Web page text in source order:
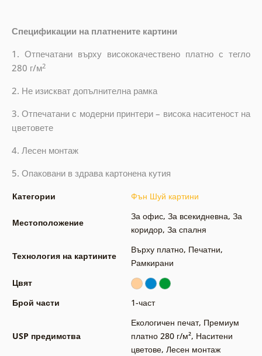
Спецификации на платнените картини
1. Отпечатани върху висококачествено платно с тегло
280 г/м2
2. Не изискват допълнителна рамка
3. Отпечатани с модерни принтери – висока наситеност на
цветовете
4. Лесен монтаж
5. Опаковани в здрава картонена кутия
Категории Фън Шуй картини
Местоположение
За офис, За всекидневна, За
коридор, За спалня
Технология на картините
Върху платно, Печатни,
Рамкирани
Цвят
Брой части
1-част
USP предимства
Екологичен печат, Премиум
платно 280 г/м², Наситени
цветове, Лесен монтаж